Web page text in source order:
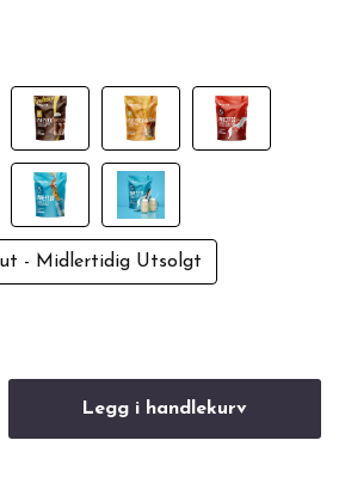
- Midlertidig Utsolgt
Legg i handlekurv